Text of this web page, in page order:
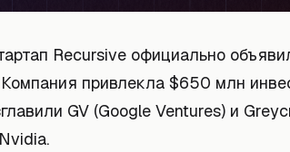
Recursive официально
привлекла $650 млн
GV (Google Ventures) и